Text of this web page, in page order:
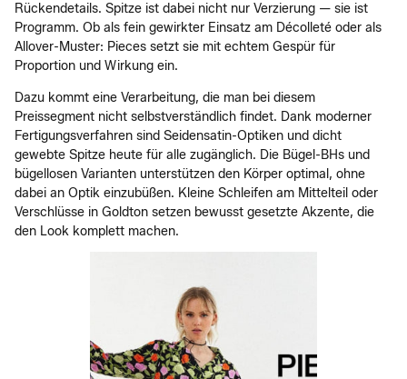
Rückendetails. Spitze ist dabei nicht nur Verzierung — sie ist
Programm. Ob als fein gewirkter Einsatz am Décolleté oder als
Allover-Muster: Pieces setzt sie mit echtem Gespür für
Proportion und Wirkung ein.
Dazu kommt eine Verarbeitung, die man bei diesem
Preissegment nicht selbstverständlich findet. Dank moderner
Fertigungsverfahren sind Seidensatin-Optiken und dicht
gewebte Spitze heute für alle zugänglich. Die Bügel-BHs und
bügellosen Varianten unterstützen den Körper optimal, ohne
dabei an Optik einzubüßen. Kleine Schleifen am Mittelteil oder
Verschlüsse in Goldton setzen bewusst gesetzte Akzente, die
den Look komplett machen.